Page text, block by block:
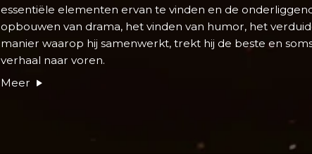
essentiële elementen ervan te vinden en de
opbouwen van drama, het vinden van humor, het
manier waarop hij samenwerkt, trekt hij de beste en
verhaal naar voren.
Meer